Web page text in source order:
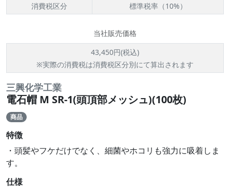
消費税区分
標準税率（10%）
当社販売価格
43,450円(税込)
※実際の消費税は消費税区分別にて算出されます
三興化学工業
電石帽 M SR-1(頭頂部メッシュ)(100枚)
商品
特徴
・頭髪やフケだけでなく、細菌やホコリも強力に吸着しま
す。
仕様